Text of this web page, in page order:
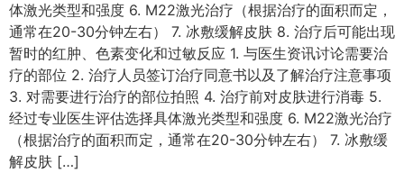
体激光类型和强度 6. M22激光治疗（根据治疗的面积而定，
通常在20-30分钟左右） 7. 冰敷缓解皮肤 8. 治疗后可能出现
暂时的红肿、色素变化和过敏反应 1. 与医生资讯讨论需要治
疗的部位 2. 治疗人员签订治疗同意书以及了解治疗注意事项
3. 对需要进行治疗的部位拍照 4. 治疗前对皮肤进行消毒 5.
经过专业医生评估选择具体激光类型和强度 6. M22激光治疗
（根据治疗的面积而定，通常在20-30分钟左右） 7. 冰敷缓
解皮肤 […]